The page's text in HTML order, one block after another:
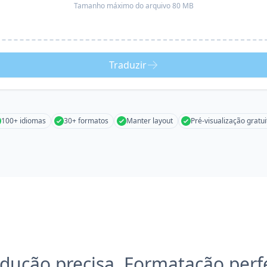
Tamanho máximo do arquivo 80 MB
Traduzir
100+ idiomas 30+ formatos Manter layout Pré-visualização